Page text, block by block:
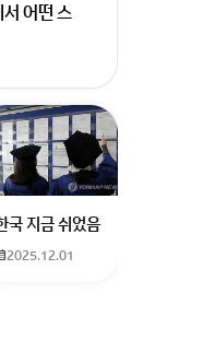
어떤 스
였던거같은데기승전결로 나
트 한번해보자고 계정 빌려
서울에서 부산으로 가는 열
국 지금 쉬었음청년40만명이
2025.12.01